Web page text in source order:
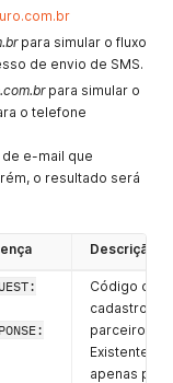
para simular o fluxo
de envio de SMS.
para simular o
o telefone
de e-mail que
o resultado será
Descrição
Código de
cadastro do
parceiro.
Existente
apenas para